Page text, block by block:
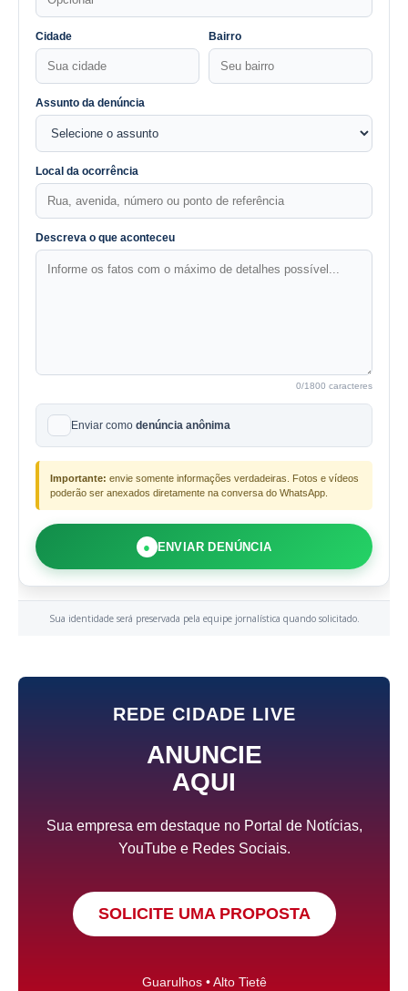
Cidade Bairro
Assunto da denúncia
Local da ocorrência
Descreva o que aconteceu
0/1800 caracteres
Enviar como denúncia anônima
Importante: envie somente informações verdadeiras. Fotos e vídeos
poderão ser anexados diretamente na conversa do WhatsApp.
● ENVIAR DENÚNCIA
Sua identidade será preservada pela equipe jornalística quando solicitado.
REDE CIDADE LIVE
ANUNCIE
AQUI
Sua empresa em destaque no Portal de Notícias,
YouTube e Redes Sociais.
SOLICITE UMA PROPOSTA
Guarulhos • Alto Tietê